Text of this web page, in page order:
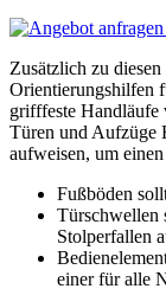
Zusätzlich zu
Orientierungshilfen
grifffeste Handläufe
Türen und Aufzüge
aufweisen, um
Fußböden
Türschwellen
Stolperfallen
einer für alle